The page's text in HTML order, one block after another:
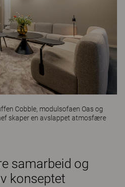
Cobble, modulsofaen Oasog
skaper en avslappet atmosfære
samarbeid og
konseptet